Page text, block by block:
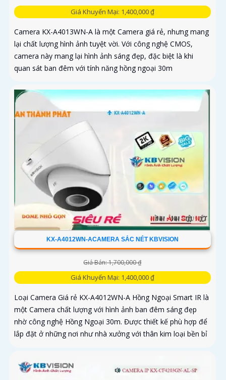
Giá Khuyến Mại: 1,400,000 ₫
Camera KX-A4013WN-A là một Camera giá rẻ, nhưng mang
lại chất lượng hình ảnh tuyệt vời. Với công nghệ CMOS,
camera này mang lại hình ảnh sáng đẹp, đặc biệt là khi
quan sát ban đêm với tính năng hồng ngoại 30m
KX-A4012WN-ACAMERA SẮC NÉT KBVISION
Giá Bán: 1,700,000 ₫
Giá Khuyến Mại: 1,400,000 ₫
Loại Camera Giá rẻ KX-A4012WN-A Hồng Ngoại Smart IR là
một Camera chất lượng với hình ảnh ban đêm sáng đẹp
nhờ công nghệ Hồng Ngoại 30m. Được thiết kế phù hợp để
lắp đặt ở những nơi như nhà xưởng với thân kim loại bền bỉ